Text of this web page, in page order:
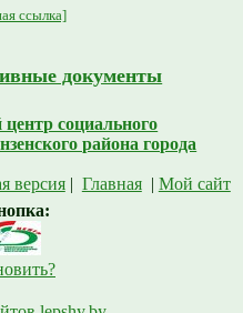
ссылка]
документы
социального
района города
версия| Главная| Мой сайт